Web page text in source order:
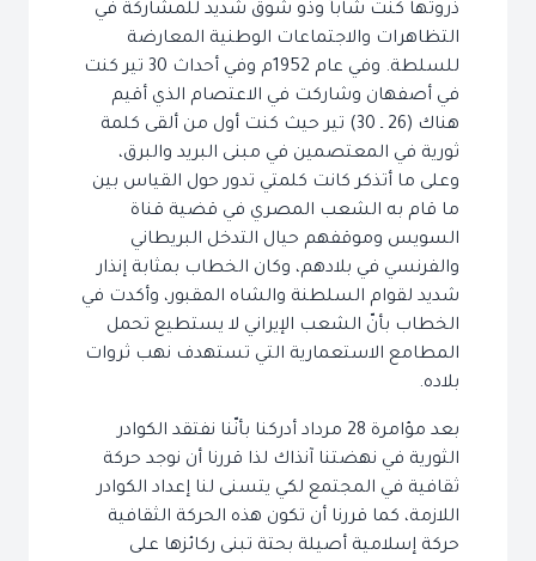
ذروتها كنت شاباً وذو شوق شديد للمشاركة في
التظاهرات والاجتماعات الوطنية المعارضة
للسلطة. وفي عام 1952م وفي أحداث 30 تير كنت
في أصفهان وشاركت في الاعتصام الذي أقيم
هناك (26 ـ 30) تير حيث كنت أول من ألقى كلمة
ثورية في المعتصمين في مبنى البريد والبرق،
وعلى ما أتذكر كانت كلمتي تدور حول القياس بين
ما قام به الشعب المصري في قضية قناة
السويس وموقفهم حيال التدخل البريطاني
والفرنسي في بلادهم، وكان الخطاب بمثابة إنذار
شديد لقوام السلطنة والشاه المقبور، وأكدت في
الخطاب بأنّ الشعب الإيراني لا يستطيع تحمل
المطامع الاستعمارية التي تستهدف نهب ثروات
بلاده.
بعد مؤامرة 28 مرداد أدركنا بأنّنا نفتقد الكوادر
الثورية في نهضتنا آنذاك لذا قررنا أن نوجد حركة
ثقافية في المجتمع لكي يتسنى لنا إعداد الكوادر
اللازمة، كما قررنا أن تكون هذه الحركة الثقافية
حركة إسلامية أصيلة بحتة تبنى ركائزها على